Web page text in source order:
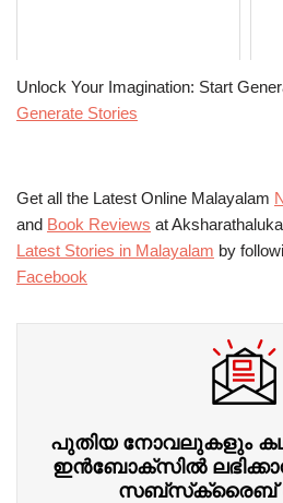
Unlock Your Imagination: Start
Generate Stories
Get all the Latest Online Malayalam
and Book Reviews at
Latest Stories in Malayalam by
Facebook
പുതിയ നോവലുകളും
ഇന്‍ബോക്‌സില്‍
സബ്‌സ്‌ക്രൈബ്